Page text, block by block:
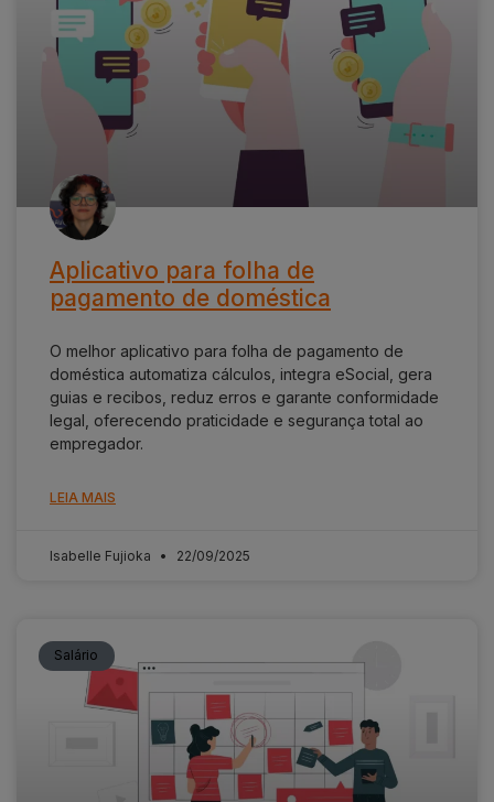
Aplicativo para folha de
pagamento de doméstica
O melhor aplicativo para folha de pagamento de
doméstica automatiza cálculos, integra eSocial, gera
guias e recibos, reduz erros e garante conformidade
legal, oferecendo praticidade e segurança total ao
empregador.
LEIA MAIS
Isabelle Fujioka 22/09/2025
Salário